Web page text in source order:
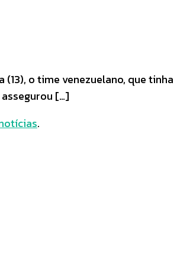
o time venezuelano, que tinha
[…]
.